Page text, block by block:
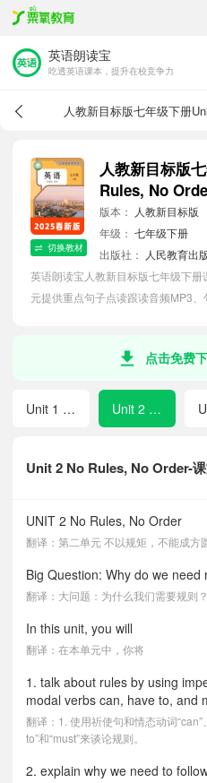
英语朗读宝
吃透英语课本，提升在校竞争力
切换教材
人教新目标版
Rules, No
版本：
人教新目标版
年级： 七年级下册
出版社：
人民教育出
英语朗读宝人教新目标版七年级下
元提供重点句子点读跟读音频MP3、
点击免费
Unit 2 No Rules, No Order-
UNIT 2 No Rules, No Order
翻译：第二单元 不以规矩，不能成方
Big Question: Why do we need
翻译：大问题：为什么我们需要规则？
In this unit, you will
翻译：在本单元中，你将
1. talk about rules by using
modal verbs can, have to, and
翻译：1. 使用祈使句和情态动词“can”
to”和“must”来谈论规则。
2. explain why we need to
Unit 1 Animal Friends Unit 2 No Rules, No Order